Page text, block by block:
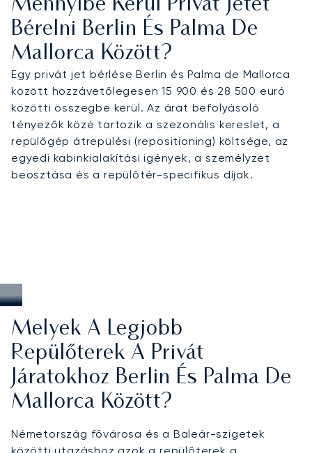
Mennyibe Kerül Privát Jetet
Bérelni Berlin És Palma De
Mallorca Között?
Egy privát jet bérlése Berlin és Palma de Mallorca
között hozzávetőlegesen 15 900 és 28 500 euró
közötti összegbe kerül. Az árat befolyásoló
tényezők közé tartozik a szezonális kereslet, a
repülőgép átrepülési (repositioning) költsége, az
egyedi kabinkialakítási igények, a személyzet
beosztása és a repülőtér-specifikus díjak.
Melyek A Legjobb
Repülőterek A Privát
Járatokhoz Berlin És Palma De
Mallorca Között?
Németország fővárosa és a Baleár-szigetek
közötti utazáshoz azok a repülőterek a